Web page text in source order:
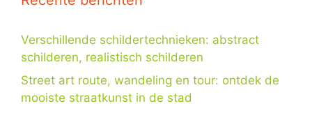
Verschillende schildertechnieken: abstract
schilderen, realistisch schilderen
Street art route, wandeling en tour: ontdek de
mooiste straatkunst in de stad